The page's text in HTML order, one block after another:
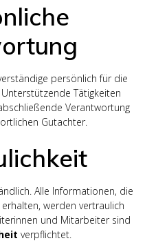
persönlich für die
Tätigkeiten
Verantwortung
Gutachter.
Alle Informationen, die
werden vertraulich
und Mitarbeiter sind
verpflichtet.